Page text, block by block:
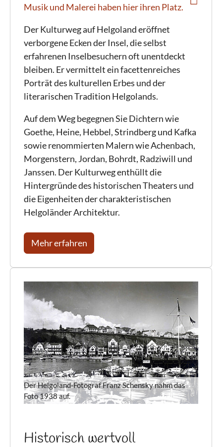
Musik und Malerei haben hier ihren Platz.
Der Kulturweg auf Helgoland eröffnet
verborgene Ecken der Insel, die selbst
erfahrenen Inselbesuchern oft unentdeckt
bleiben. Er vermittelt ein facettenreiches
Porträt des kulturellen Erbes und der
literarischen Tradition Helgolands.
Auf dem Weg begegnen Sie Dichtern wie
Goethe, Heine, Hebbel, Strindberg und Kafka
sowie renommierten Malern wie Achenbach,
Morgenstern, Jordan, Bohrdt, Radziwill und
Janssen. Der Kulturweg enthüllt die
Hintergründe des historischen Theaters und
die Eigenheiten der charakteristischen
Helgoländer Architektur.
Mehr erfahren
Der Helgoland-Fotograf Franz Schensky nahm das
Foto 1938 auf.
Historisch wertvoll